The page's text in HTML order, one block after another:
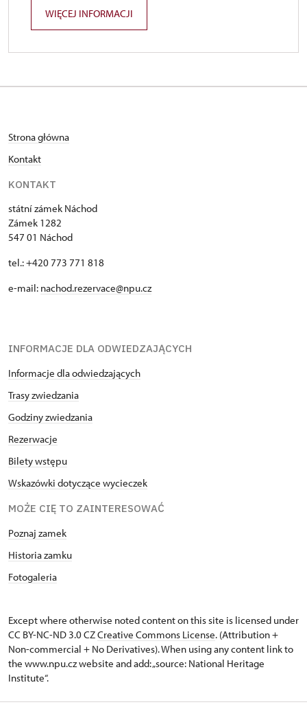
WIĘCEJ INFORMACJI
Strona główna
Kontakt
KONTAKT
státní zámek Náchod
Zámek 1282
547 01 Náchod
tel.: +420 773 771 818
e-mail: nachod.rezervace@npu.cz
INFORMACJE DLA ODWIEDZAJĄCYCH
Informacje dla odwiedzających
Trasy zwiedzania
Godziny zwiedzania
Rezerwacje
Bilety wstępu
Wskazówki dotyczące wycieczek
MOŻE CIĘ TO ZAINTERESOWAĆ
Poznaj zamek
Historia zamku
Fotogaleria
Except where otherwise noted content on this site is licensed under
CC BY-NC-ND 3.0 CZCreative Commons License. (Attribution +
Non-commercial + No Derivatives). When using any content link to
the www.npu.cz website and add: „source: National Heritage
Institute“.